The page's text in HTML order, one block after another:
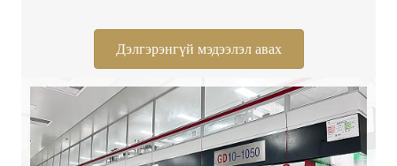
Дэлгэрэнгүй мэдээлэл авах